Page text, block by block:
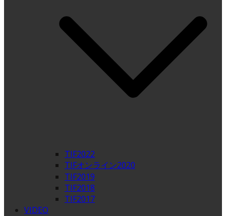
TIF2022
TIFオンライン2020
TIF2019
TIF2018
TIF2017
VIDEO